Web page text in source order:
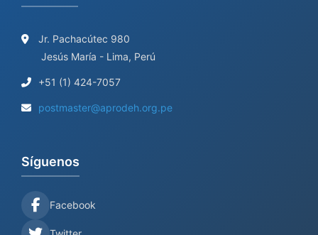
Jr. Pachacútec 980
Jesús María - Lima, Perú
+51 (1) 424-7057
postmaster@aprodeh.org.pe
Síguenos
Facebook